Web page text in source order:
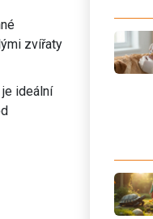
zvířaty
ideální